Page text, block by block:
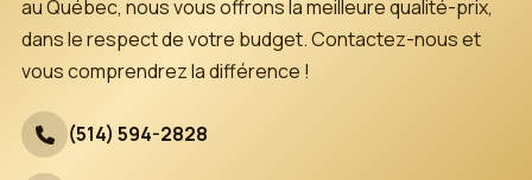
au Québec, nous vous offrons la meilleure qualité-prix,
dans le respect de votre budget. Contactez-nous et
vous comprendrez la différence !
(514) 594-2828